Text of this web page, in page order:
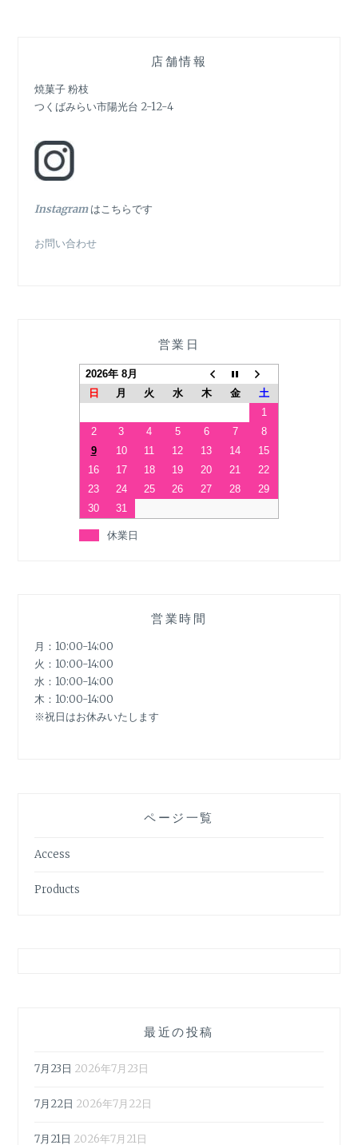
ョ
ン
店舗情報
焼菓子 粉枝
つくばみらい市陽光台 2-12-4
Instagramはこちらです
お問い合わせ
営業日
2026年 8月
日
月 火 水 木 金
土
1
2
3 4 5 6 7
8
9
10 11 12 13 14
15
16
17 18 19 20 21
22
23
24 25 26 27 28
29
30
31
休業日
営業時間
月：10:00-14:00
火：10:00-14:00
水：10:00-14:00
木：10:00-14:00
※祝日はお休みいたします
ページ一覧
Access
Products
最近の投稿
7月23日 2026年7月23日
7月22日 2026年7月22日
7月21日 2026年7月21日